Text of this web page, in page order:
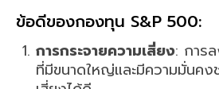
ข้อดีของกองทุน S&P 500:
การกระจายความเสี่ยง: การ
ที่มีขนาดใหญ่และมีความมั่นคง